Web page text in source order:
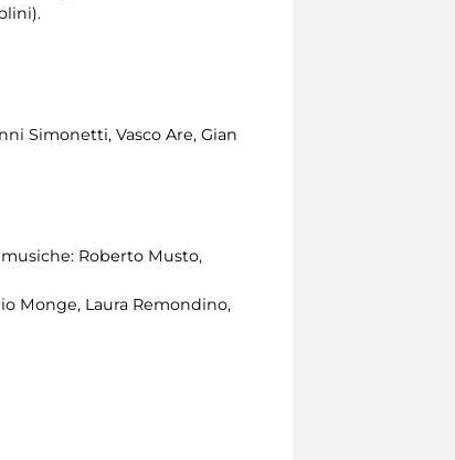
Simonetti, Vasco Are, Gian
Roberto Musto,
Monge, Laura Remondino,